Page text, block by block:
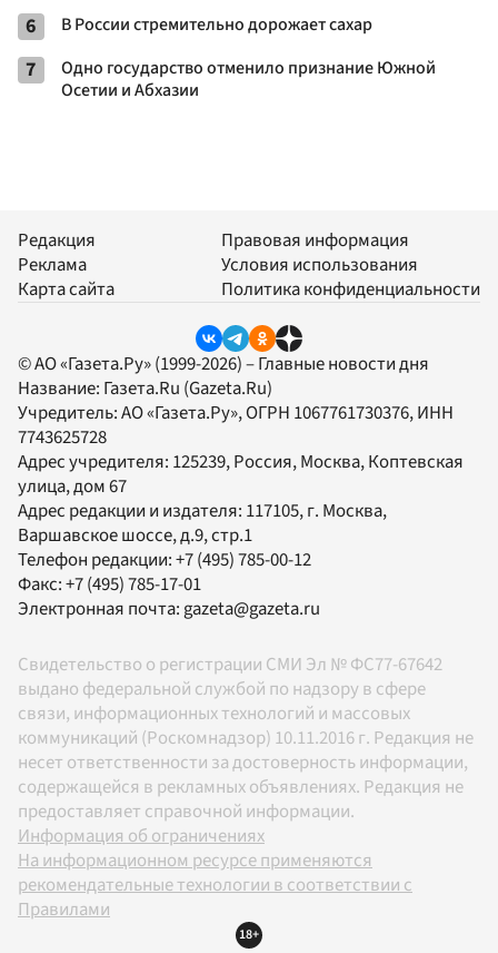
6 В России стремительно дорожает сахар
7
Одно государство отменило признание Южной
Осетии и Абхазии
Редакция
Реклама
Карта сайта
Правовая информация
Условия использования
Политика конфиденциальности
© АО «Газета.Ру» (1999-2026) – Главные новости дня
Название: Газета.Ru (Gazeta.Ru)
Учредитель:АО «Газета.Ру», ОГРН 1067761730376, ИНН
7743625728
Адрес учредителя: 125239, Россия, Москва, Коптевская
улица, дом 67
Адрес редакции и издателя: 117105, г. Москва,
Варшавское шоссе, д.9, стр.1
Телефон редакции:+7 (495) 785-00-12
Факс:+7 (495) 785-17-01
Электронная почта: gazeta@gazeta.ru
Свидетельство о регистрации СМИ Эл № ФС77-67642
выдано федеральной службой по надзору в сфере
связи, информационных технологий и массовых
коммуникаций (Роскомнадзор) 10.11.2016 г. Редакция не
несет ответственности за достоверность информации,
содержащейся в рекламных объявлениях. Редакция не
предоставляет справочной информации.
Информация об ограничениях
На информационном ресурсе применяются
рекомендательные технологии в соответствии с
Правилами
18+